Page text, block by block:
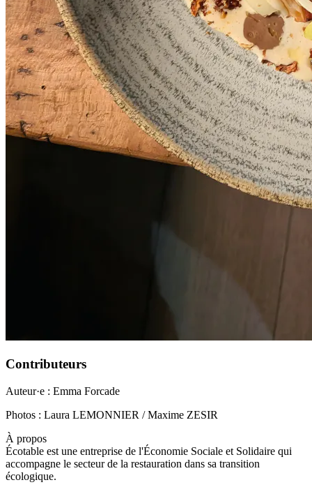
Contributeurs
Auteur·e : Emma Forcade
Photos : Laura LEMONNIER / Maxime ZESIR
À propos
Écotable est une entreprise de l'Économie Sociale et Solidaire qui
accompagne le secteur de la restauration dans sa transition
écologique.